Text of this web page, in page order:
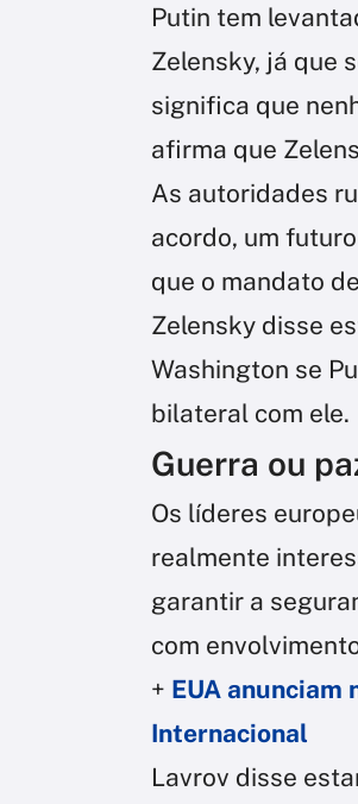
Putin tem
Zelensky, já que
significa que
afirma que
As autoridades
acordo, um
que o mandato
Zelensky disse
Washington se
bilateral com ele.
Guerra ou
Os líderes
realmente
garantir a
com
+ EUA anunciam
Internacional
Lavrov disse